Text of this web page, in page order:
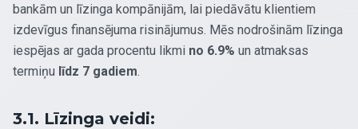
bankām un līzinga kompānijām, lai piedāvātu klientiem
izdevīgus finansējuma risinājumus. Mēs nodrošinām līzinga
iespējas ar gada procentu likmi no 6.9% un atmaksas
termiņu līdz 7 gadiem.
3.1. Līzinga veidi: